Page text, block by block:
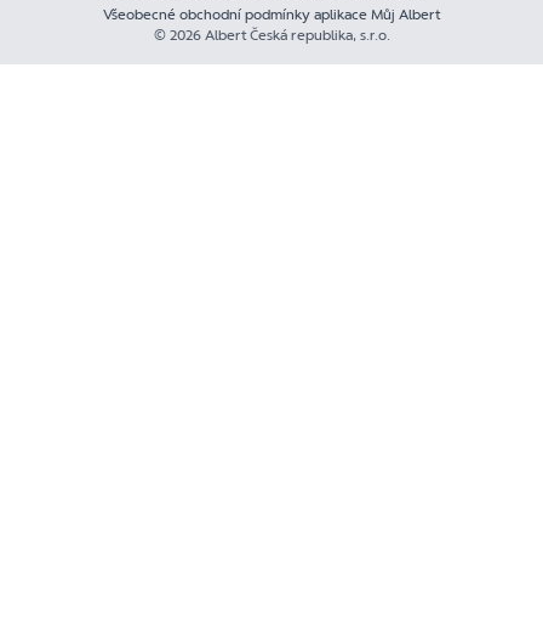
Všeobecné obchodní podmínky aplikace Můj Albert
© 2026 Albert Česká republika, s.r.o.